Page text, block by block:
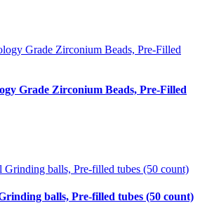
Grade Zirconium Beads, Pre-Filled
balls, Pre-filled tubes (50 count)